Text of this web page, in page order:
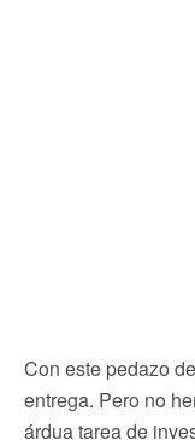
Con este pedazo
entrega. Pero no
árdua tarea de